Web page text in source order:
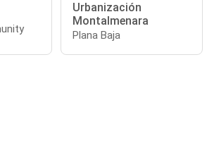
Urbanización
Montalmenara
Plana Baja